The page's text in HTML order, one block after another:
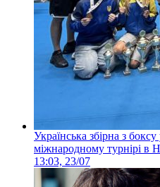
Українська збірна з
міжнародному турнірі в
13:03, 23/07